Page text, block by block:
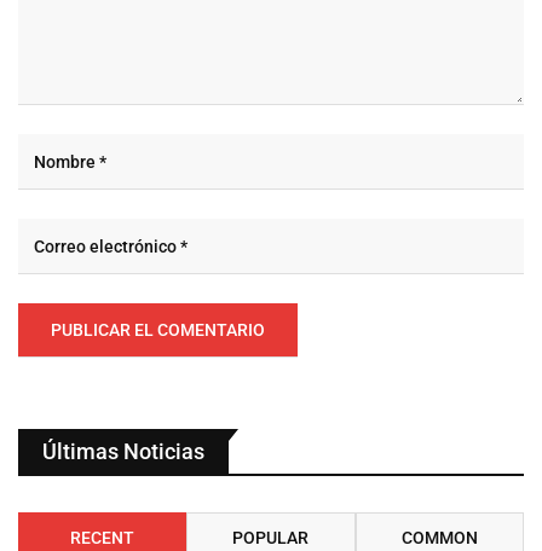
Últimas Noticias
RECENT POPULAR COMMON